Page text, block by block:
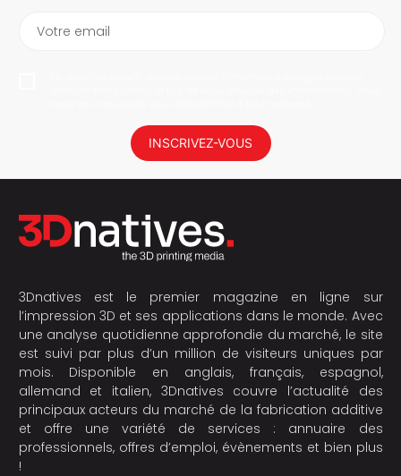
Votre email
INSCRIVEZ-VOUS
3Dnatives est le premier magazine en ligne sur
l’impression 3D et ses applications dans le monde. Avec
une analyse quotidienne approfondie du marché, le site
est suivi par plus d’un million de visiteurs uniques par
mois. Disponible en anglais, français, espagnol,
allemand et italien, 3Dnatives couvre l’actualité des
principaux acteurs du marché de la fabrication additive
et offre une variété de services : annuaire des
professionnels, offres d’emploi, évènements et bien plus
!